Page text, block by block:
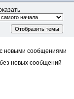
новыми сообщениями
новых сообщений